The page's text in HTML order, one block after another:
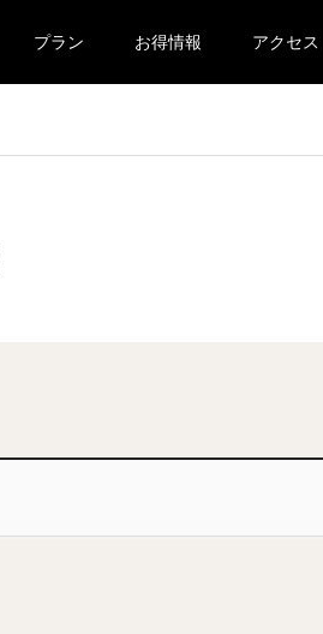
プラン お得情報 アクセス